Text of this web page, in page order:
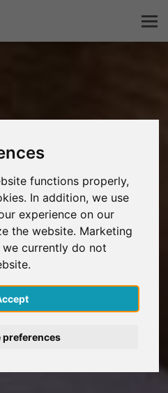
functions properly,
In addition, we use
experience on our
the website. Marketing
currently do not
preferences
registreren